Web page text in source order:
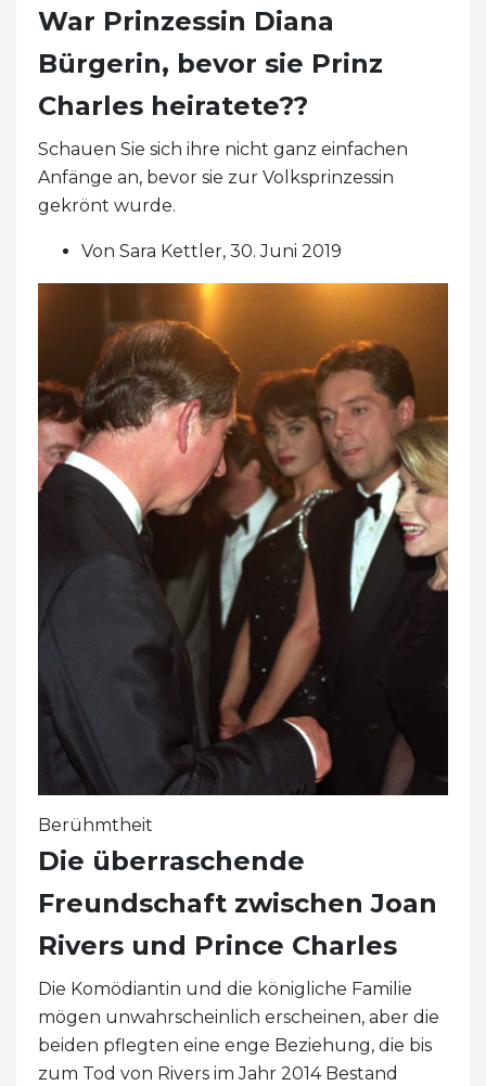
War Prinzessin Diana
Bürgerin, bevor sie Prinz
Charles heiratete??
Schauen Sie sich ihre nicht ganz einfachen
Anfänge an, bevor sie zur Volksprinzessin
gekrönt wurde.
Von Sara Kettler, 30. Juni 2019
Berühmtheit
Die überraschende
Freundschaft zwischen Joan
Rivers und Prince Charles
Die Komödiantin und die königliche Familie
mögen unwahrscheinlich erscheinen, aber die
beiden pflegten eine enge Beziehung, die bis
zum Tod von Rivers im Jahr 2014 Bestand